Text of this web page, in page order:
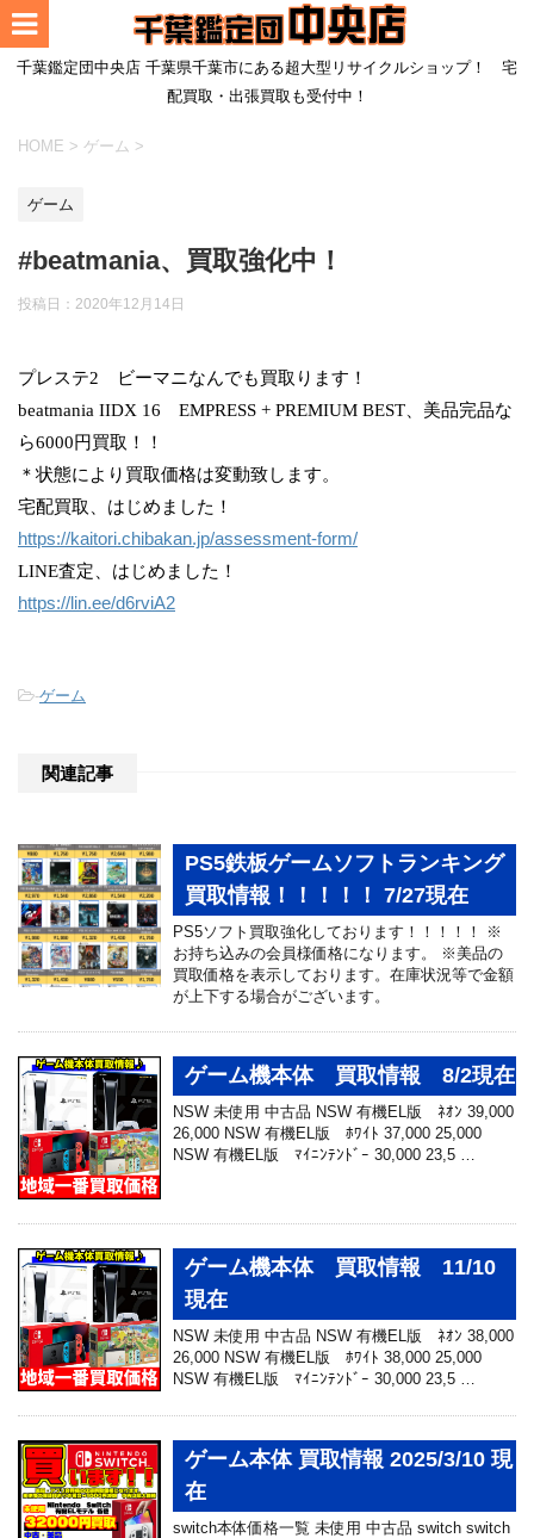
千葉鑑定団中央店 千葉県千葉市にある超大型リサイクルショップ！ 宅
配買取・出張買取も受付中！
HOME > ゲーム >
ゲーム
#beatmania、買取強化中！
投稿日： 2020年12月14日
プレステ2 ビーマニなんでも買取ります！
beatmania IIDX 16 EMPRESS + PREMIUM BEST、美品完品な
ら6000円買取！！
＊状態により買取価格は変動致します。
宅配買取、はじめました！
https://kaitori.chibakan.jp/assessment-form/
LINE査定、はじめました！
https://lin.ee/d6rviA2
-ゲーム
関連記事
PS5鉄板ゲームソフトランキング
買取情報！！！！！ 7/27現在
PS5ソフト買取強化しております！！！！！ ※
お持ち込みの会員様価格になります。 ※美品の
買取価格を表示しております。在庫状況等で金額
が上下する場合がございます。
ゲーム機本体 買取情報 8/2現在
NSW 未使用 中古品 NSW 有機EL版 ﾈｵﾝ 39,000
26,000 NSW 有機EL版 ﾎﾜｲﾄ 37,000 25,000
NSW 有機EL版 ﾏｲﾆﾝﾃﾝﾄﾞｰ 30,000 23,5 …
ゲーム機本体 買取情報 11/10
現在
NSW 未使用 中古品 NSW 有機EL版 ﾈｵﾝ 38,000
26,000 NSW 有機EL版 ﾎﾜｲﾄ 38,000 25,000
NSW 有機EL版 ﾏｲﾆﾝﾃﾝﾄﾞｰ 30,000 23,5 …
ゲーム本体 買取情報 2025/3/10 現
在
switch本体価格一覧 未使用 中古品 switch switch